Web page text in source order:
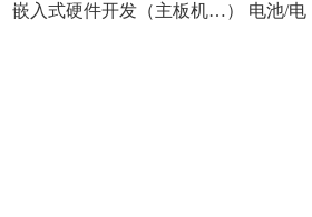
嵌入式硬件开发（主板机…）
电池/电